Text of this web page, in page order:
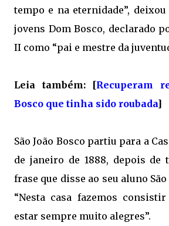
tempo e na eternidade”,
jovens Dom Bosco, declarado
II como “pai e mestre da
Leia também: [Recuperam
Bosco que tinha sido roubada]
São João Bosco partiu para a
de janeiro de 1888, depois de
frase que disse ao seu aluno
“Nesta casa fazemos
estar sempre muito alegres”.